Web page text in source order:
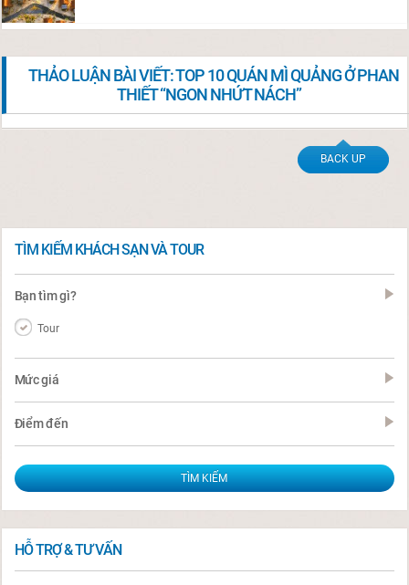
THẢO LUẬN BÀI VIẾT: TOP 10 QUÁN MÌ QUẢNG Ở PHAN
THIẾT “NGON NHỨT NÁCH”
BACK UP
TÌM KIẾM KHÁCH SẠN VÀ TOUR
Bạn tìm gì?
Tour
Mức giá
Điểm đến
HỖ TRỢ & TƯ VẤN